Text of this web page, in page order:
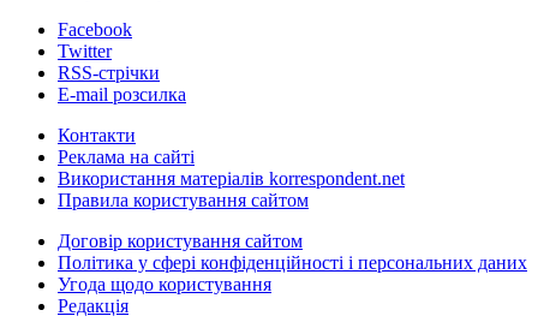
Facebook
Twitter
RSS-стрічки
E-mail розсилка
Контакти
Реклама на сайті
Використання матеріалів korrespondent.net
Правила користування сайтом
Договір користування сайтом
Політика у сфері конфіденційності і персональних даних
Угода щодо користування
Редакція